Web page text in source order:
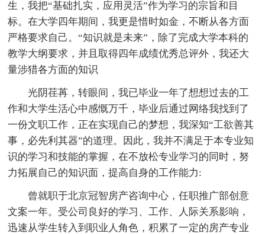
生，我把“基础扎实，应用灵活”作为学习的宗旨和目
标。在大学四年期间，我更是惜时如金，不断从各方面
严格要求自己。“知识就是未来”，除了完成大学本科的
教学大纲要求，并且取得四年成绩优秀总评外，我还大
量涉猎各方面的知识
光阴荏苒，转眼间，我已毕业一年了想想过去的工
作和大学生活心中感慨万千，毕业后通过网络我找到了
一份文职工作，正在实现自己的梦想，我深知“工欲善其
事，必先利其器”的道理。因此，我并不满足于本专业知
识的学习和技能的掌握，在不放松专业学习的同时，努
力拓展自己的知识面，提高自身的工作能力:
曾就职于北京冠智房产咨询中心，任职推广部创意
文案一年。受公司良好的学习、工作、人际关系影响，
迅速从学生转入到职业人角色，积累了一定的房产专业